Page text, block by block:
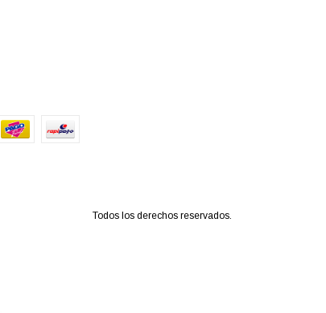
Todos los derechos reservados.